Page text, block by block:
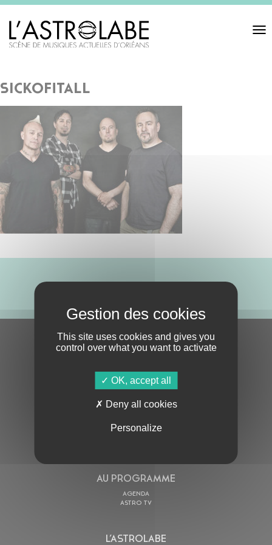
Toggle
sickofitall
S'ABONNER À LA NEWSLETTER
AU PROGRAMME
AGENDA
ASTRO TV
L’ASTROLABE
This site uses cookies and gives you
control over what you want to activate
OK, accept all
Deny all cookies
Personalize